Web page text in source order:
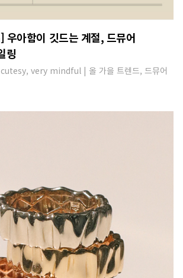
아함이 깃드는 계절, 드뮤어
링
very mindful | 올 가을 트렌드, 드뮤어